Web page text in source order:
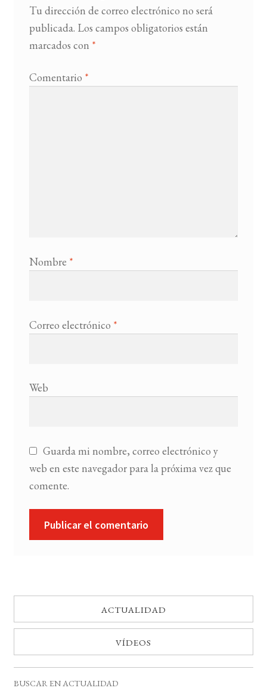
Tu dirección de correo electrónico no será
publicada. Los campos obligatorios están
marcados con *
Comentario *
Nombre *
Correo electrónico *
Web
Guarda mi nombre, correo electrónico y
web en este navegador para la próxima vez que
comente.
ACTUALIDAD
VÍDEOS
BUSCAR EN ACTUALIDAD